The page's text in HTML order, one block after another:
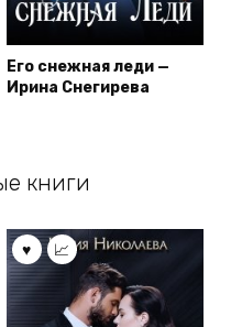
Его снежная леди —
Ирина Снегирева
книги